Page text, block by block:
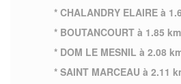
* CHALANDRY ELAIRE à
* BOUTANCOURT à 1.85 km
* DOM LE MESNIL à 2.08
* SAINT MARCEAU à 2.11